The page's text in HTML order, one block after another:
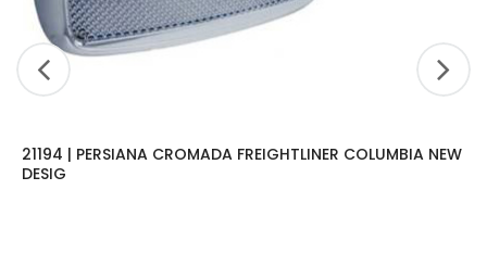
21194 | PERSIANA CROMADA FREIGHTLINER COLUMBIA NEW
DESIG